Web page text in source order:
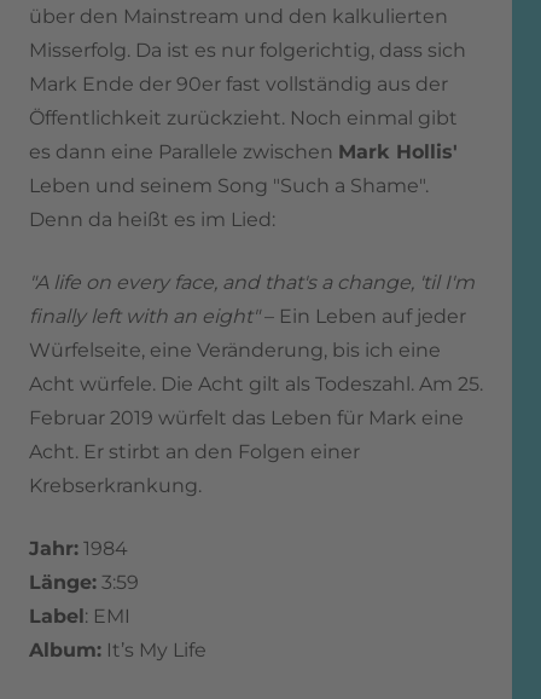
über den Mainstream und den kalkulierten
Misserfolg. Da ist es nur folgerichtig, dass sich
Mark Ende der 90er fast vollständig aus der
Öffentlichkeit zurückzieht. Noch einmal gibt
es dann eine Parallele zwischen Mark Hollis'
Leben und seinem Song "Such a Shame".
Denn da heißt es im Lied:
"A life on every face, and that's a change, 'til I'm
finally left with an eight"– Ein Leben auf jeder
Würfelseite, eine Veränderung, bis ich eine
Acht würfele. Die Acht gilt als Todeszahl. Am 25.
Februar 2019 würfelt das Leben für Mark eine
Acht. Er stirbt an den Folgen einer
Krebserkrankung.
Jahr: 1984
Länge: 3:59
Label : EMI
Album: It’s My Life